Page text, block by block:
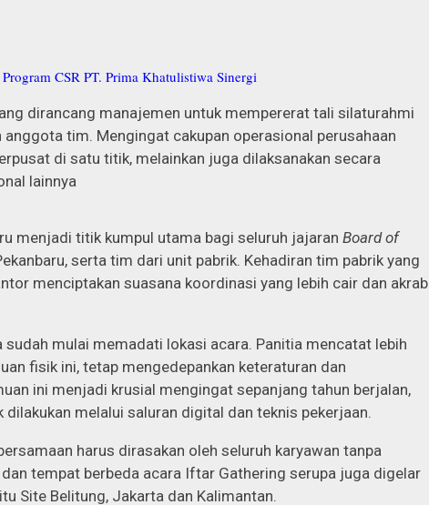
CSR PT. Prima Khatulistiwa Sinergi
dirancang manajemen untuk mempererat tali silaturahmi
tim. Mengingat cakupan operasional perusahaan
di satu titik, melainkan juga dilaksanakan secara
lainnya
menjadi titik kumpul utama bagi seluruh jajaran Board of
serta tim dari unit pabrik. Kehadiran tim pabrik yang
menciptakan suasana koordinasi yang lebih cair dan akrab
sudah mulai memadati lokasi acara. Panitia mencatat lebih
fisik ini, tetap mengedepankan keteraturan dan
ini menjadi krusial mengingat sepanjang tahun berjalan,
melalui saluran digital dan teknis pekerjaan.
harus dirasakan oleh seluruh karyawan tanpa
tempat berbeda acara Iftar Gathering serupa juga digelar
Site Belitung, Jakarta dan Kalimantan.